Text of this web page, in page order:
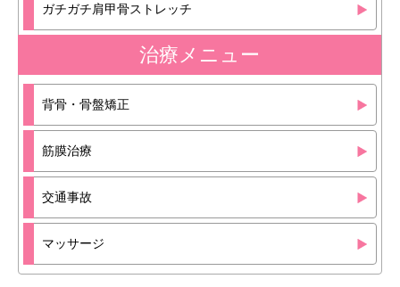
ガチガチ肩甲骨ストレッチ
治療メニュー
背骨・骨盤矯正
筋膜治療
交通事故
マッサージ